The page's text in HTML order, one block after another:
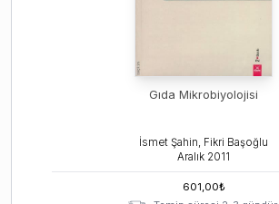
Gıda Mikrobiyolojisi
İsmet Şahin, Fikri Başoğlu
Aralık 2011
601,00₺